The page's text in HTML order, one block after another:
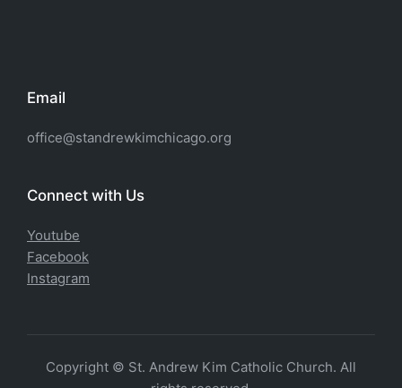
Email
office@standrewkimchicago.org
Connect with Us
Youtube
Facebook
Instagram
Copyright © St. Andrew Kim Catholic Church. All